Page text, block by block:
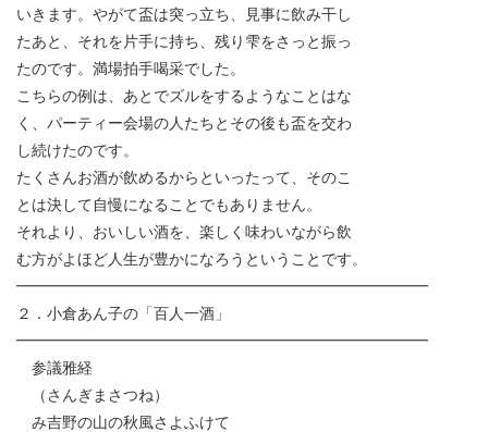
いきます。やがて盃は突っ立ち、見事に飲み干し
たあと、それを片手に持ち、残り雫をさっと振っ
たのです。満場拍手喝采でした。
こちらの例は、あとでズルをするようなことはな
く、パーティー会場の人たちとその後も盃を交わ
し続けたのです。
たくさんお酒が飲めるからといったって、そのこ
とは決して自慢になることでもありません。
それより、おいしい酒を、楽しく味わいながら飲
む方がよほど人生が豊かになろうということです。
━━━━━━━━━━━━━━━━━━━━━━━━━━━
２．小倉あん子の「百人一酒」
━━━━━━━━━━━━━━━━━━━━━━━━━━━
参議雅経
（さんぎまさつね）
み吉野の山の秋風さよふけて